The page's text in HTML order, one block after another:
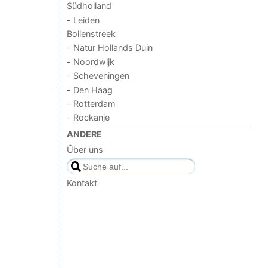
Südholland
- Leiden
Bollenstreek
- Natur Hollands Duin
- Noordwijk
- Scheveningen
- Den Haag
- Rotterdam
- Rockanje
ANDERE
Über uns
Kontakt